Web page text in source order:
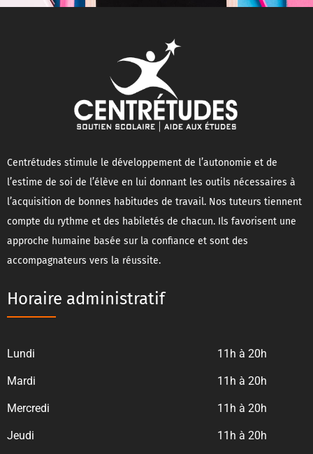
Centrétudes stimule le développement de l’autonomie et de
l’estime de soi de l’élève en lui donnant les outils nécessaires à
l’acquisition de bonnes habitudes de travail. Nos tuteurs tiennent
compte du rythme et des habiletés de chacun. Ils favorisent une
approche humaine basée sur la confiance et sont des
accompagnateurs vers la réussite.
Horaire administratif
Lundi 11h à 20h
Mardi 11h à 20h
Mercredi 11h à 20h
Jeudi 11h à 20h